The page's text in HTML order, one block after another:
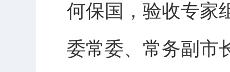
何保国，验收专家
委常委、常务副市